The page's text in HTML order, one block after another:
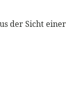
der Sicht einer